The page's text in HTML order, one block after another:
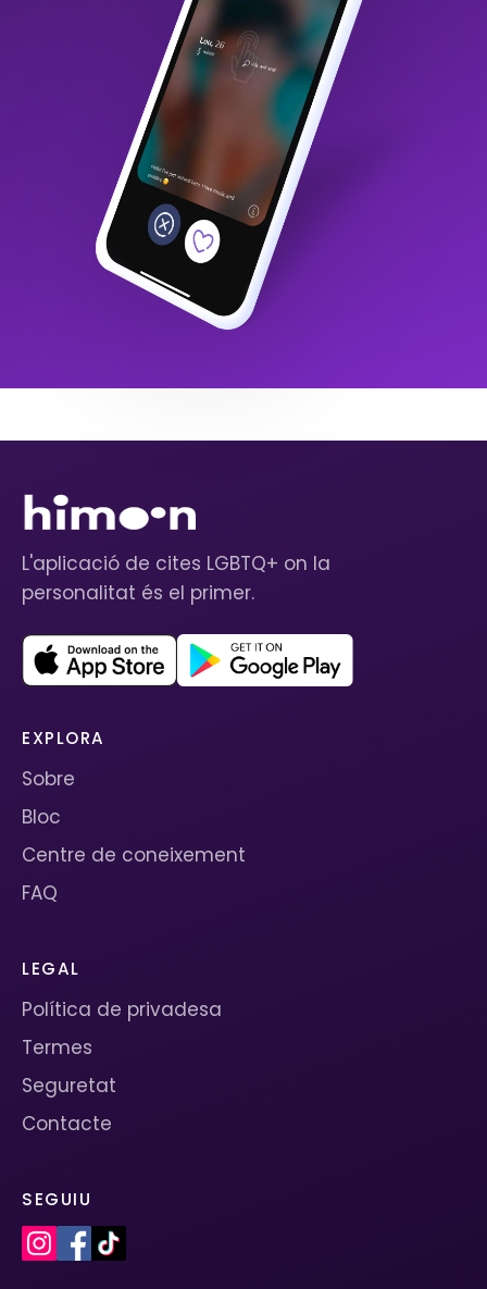
L'aplicació de cites LGBTQ+ on la
personalitat és el primer.
EXPLORA
Sobre
Bloc
Centre de coneixement
FAQ
LEGAL
Política de privadesa
Termes
Seguretat
Contacte
SEGUIU